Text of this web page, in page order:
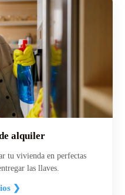
alquiler
tu vivienda en perfectas
las llaves.
❯